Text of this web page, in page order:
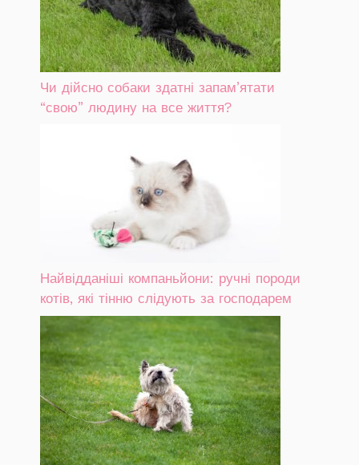
Чи дійсно собаки здатні запам’ятати
“свою” людину на все життя?
Найвідданіші компаньйони: ручні породи
котів, які тінню слідують за господарем